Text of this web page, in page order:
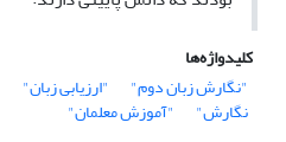
کلیدواژه‌ها
"نگارش زبان دوم"
"ارزیابی زبان"
نگارش" "آموزش معلمان"